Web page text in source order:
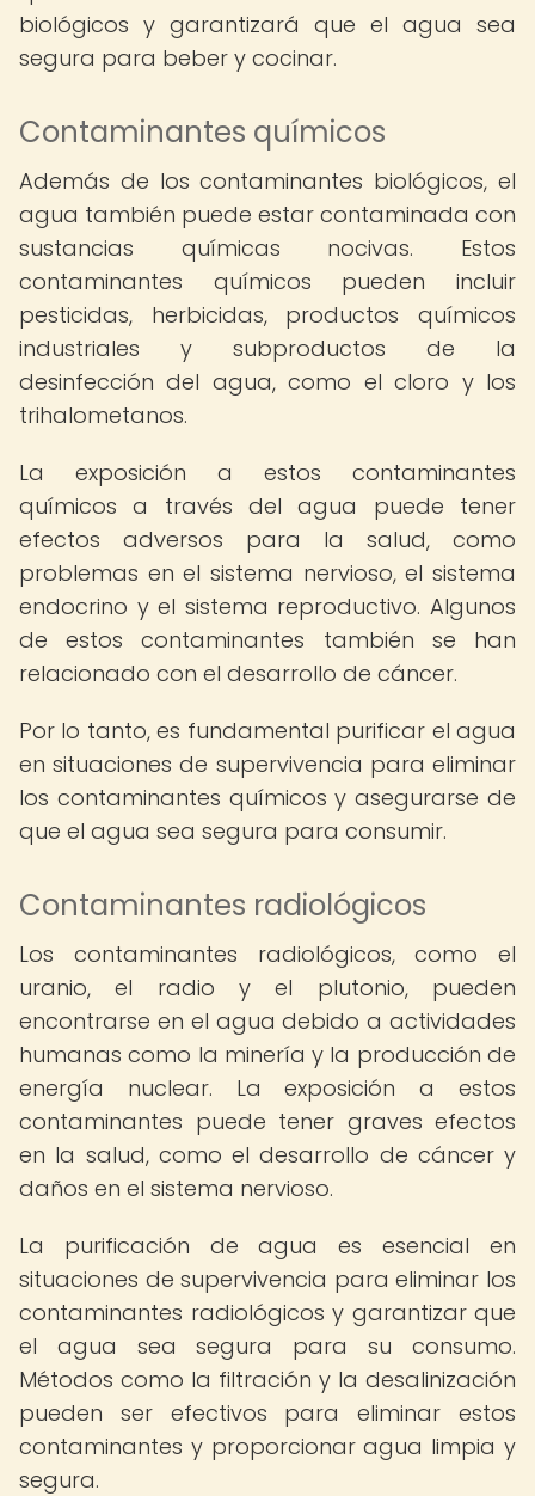
biológicos y garantizará que el agua sea
segura para beber y cocinar.
Contaminantes químicos
Además de los contaminantes biológicos, el
agua también puede estar contaminada con
sustancias químicas nocivas. Estos
contaminantes químicos pueden incluir
pesticidas, herbicidas, productos químicos
industriales y subproductos de la
desinfección del agua, como el cloro y los
trihalometanos.
La exposición a estos contaminantes
químicos a través del agua puede tener
efectos adversos para la salud, como
problemas en el sistema nervioso, el sistema
endocrino y el sistema reproductivo. Algunos
de estos contaminantes también se han
relacionado con el desarrollo de cáncer.
Por lo tanto, es fundamental purificar el agua
en situaciones de supervivencia para eliminar
los contaminantes químicos y asegurarse de
que el agua sea segura para consumir.
Contaminantes radiológicos
Los contaminantes radiológicos, como el
uranio, el radio y el plutonio, pueden
encontrarse en el agua debido a actividades
humanas como la minería y la producción de
energía nuclear. La exposición a estos
contaminantes puede tener graves efectos
en la salud, como el desarrollo de cáncer y
daños en el sistema nervioso.
La purificación de agua es esencial en
situaciones de supervivencia para eliminar los
contaminantes radiológicos y garantizar que
el agua sea segura para su consumo.
Métodos como la filtración y la desalinización
pueden ser efectivos para eliminar estos
contaminantes y proporcionar agua limpia y
segura.